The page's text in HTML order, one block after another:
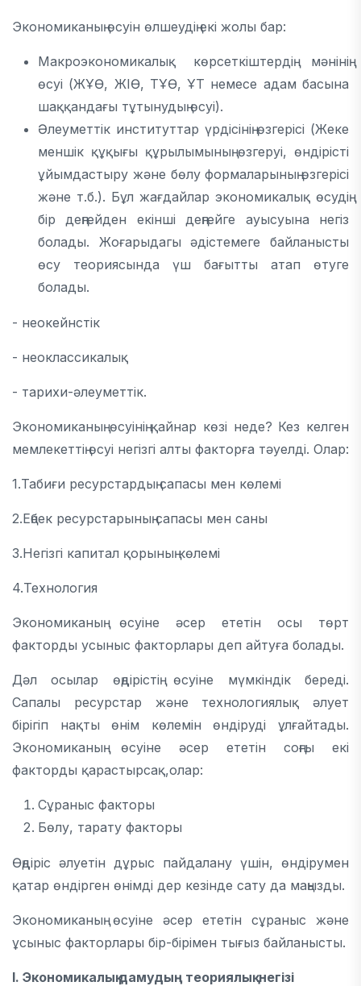
Экономиканың өсуін өлшеудің екі жолы бар:
Макроэкономикалық көрсеткіштердің мәнінің
өсуі (ЖҰӨ, ЖІӨ, ТҰӨ, ҰТ немесе адам басына
шаққандағы тұтынудың өсуі).
Әлеуметтік институттар үрдісінің өзгерісі (Жеке
меншік құқығы құрылымының өзгеруі, өндірісті
ұйымдастыру және бөлу формаларының өзгерісі
және т.б.). Бұл жағдайлар экономикалық өсудің
бір деңгейден екінші деңгейге ауысуына негіз
болады. Жоғарыдагы әдістемеге байланысты
өсу теориясында үш бағытты атап өтуге
болады.
- неокейнстік
- неоклассикалық
- тарихи-әлеуметтік.
Экономиканың өсуінің қайнар көзі неде? Кез келген
мемлекеттің өсуі негізгі алты факторға тәуелді. Олар:
1.Табиғи ресурстардың сапасы мен көлемі
2.Еңбек ресурстарының сапасы мен саны
3.Негізгі капитал қорының көлемі
4.Технология
Экономиканың өсуіне әсер ететін осы төрт
факторды усыныс факторлары деп айтуға болады.
Дәл осылар өңдірістің өсуіне мүмкіндік береді.
Сапалы ресурстар және технологиялық әлует
бірігіп нақты өнім көлемін өндіруді ұлғайтады.
Экономиканың өсуіне әсер ететін соңғы екі
факторды қарастырсақ,олар:
Сұраныс факторы
Бөлу, тарату факторы
Өңдіріс әлуетін дұрыс пайдалану үшін, өндірумен
қатар өндірген өнімді дер кезінде сату да маңызды.
Экономиканың өсуіне әсер ететін сұраныс және
ұсыныс факторлары бір-бірімен тығыз байланысты.
І. Экономикалық дамудың теориялық негізі